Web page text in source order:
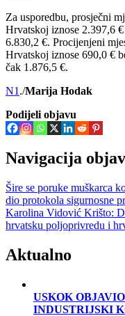
Za usporedbu, prosječni
Hrvatskoj iznose 2.397,6
6.830,2 €. Procijenjeni
Hrvatskoj iznose 690,0 €
čak 1.876,5 €.
N1 ./Marija Hodak
Podijeli objavu
Navigacija
Šire se poruke muškarca
dio protokola sigurnosne
Karolina Vidović Krišto:
hrvatsku poljoprivredu i
Aktualno
USKOK
INDUSTRIJSKI